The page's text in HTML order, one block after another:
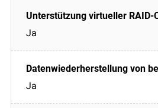
Ja
Ja